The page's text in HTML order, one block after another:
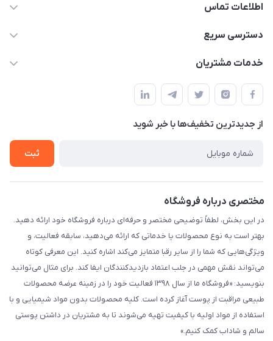
اطلاعات تماس
09170030302
تجاری بین الحرمین - طبقه همکف - پلاک 99a
دسترسی سریع
حساب کاربری
لیست محصولات
درباره ما
خدمات مشتریان
قوانین و مقررات
حریم خصوصی
راهنما
از جدید‌ترین تخفیف‌ها با‌ خبر شوید
ثبت
مختصری درباره فروشگاه
در این بخش، لطفاً توضیحی مختصر و حرفه‌ای درباره فروشگاه خود ارائه دهید.
بهتر است به نوع محصولات یا خدماتی که ارائه می‌دهید، سابقه فعالیت، و
ویژگی‌هایی که شما را از سایر رقبا متمایز می‌کند اشاره کنید. این معرفی کوتاه
می‌تواند نقش مهمی در جلب اعتماد بازدیدکنندگان ایفا کند. برای مثال می‌توانید
بنویسید: «فروشگاه ما از سال ۱۳۹۸ فعالیت خود را در زمینه عرضه محصولات
طبیعی مراقبت از پوست آغاز کرده است. کلیه محصولات بدون مواد شیمیایی و با
استفاده از مواد اولیه با کیفیت تهیه می‌شوند تا به مشتریان در داشتن پوستی
سالم و شاداب کمک کنیم.»